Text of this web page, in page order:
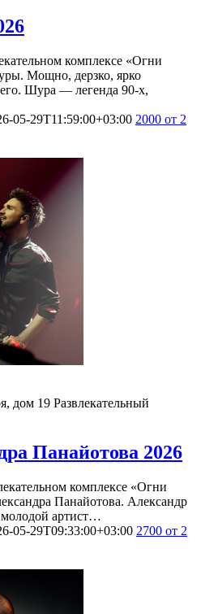
комплексе «Огни
Мощно, дерзко, ярко
Шура — легенда 90-х,
05-29T11:59:00+03:00 2000 от 2
дом 19 Развлекательный
Панайотова 2026
комплексе «Огни
Панайотова. Александр
артист…
05-29T09:33:00+03:00 2700 от 2